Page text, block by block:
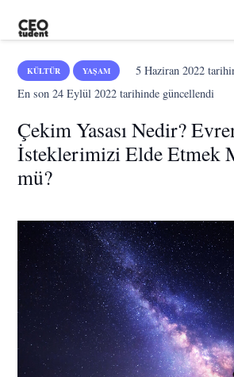
KÜLTÜR YAŞAM 5 Haziran 2022
En son24 Eylül 2022 tarihinde güncellendi
Çekim Yasası Nedir?
İsteklerimizi Elde Etmek
mü?